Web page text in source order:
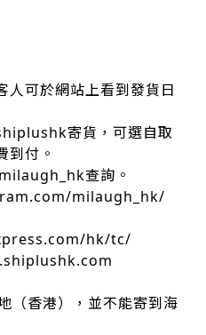
人可於網站上看到發貨日
寄貨，可選自取
到付。
查詢。
milaugh_hk/
hk/tc/
（香港），並不能寄到海